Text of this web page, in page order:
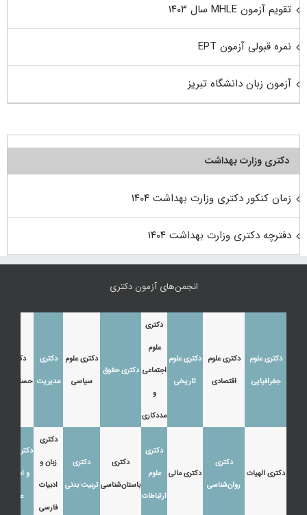
تقویم آزمون MHLE سال ۱۴۰۳
نمره قبولی آزمون EPT
آزمون زبان دانشگاه تبریز
دکتری وزارت بهداشت
زمان کنکور دکتری وزارت بهداشت ۱۴۰۴
دفترچه دکتری وزارت بهداشت ۱۴۰۴
انجمن‌های آزمون دکتری
دکتری علوم
جغرافیایی
دکتری علوم
اقتصادی
دکتری علوم
تاریخی
دکتری
علوم
اجتماعی
و
مددکاری
دکتری حقوق
دکتری علوم
سیاسی
دکتری
مدیریت
دکتری
حسابداری
دکتری الهیات
دکتری
روان‌شناسی
دکتری مالی
دکتری
علوم
ارتباطات
دکتری
باستان‌شناسی
دکتری
تربیت بدنی
دکتری
زبان و
ادبیات
فارسی
دکتری زبان
و ادبیات
عرب